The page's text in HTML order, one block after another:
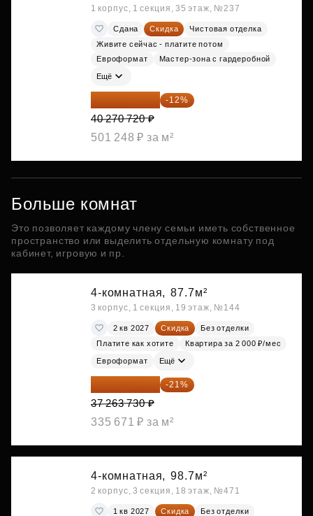
1 корпус, 1 секция, 35 этаж, №237
Сдана Скидка
Чистовая отделка
Живите сейчас - платите потом
Евроформат
Мастер-зона с гардеробной
Ещё
35 438 234 ₽ -12%
40 270 720 ₽
501 248 ₽ за м²
Больше комнат
Это позволяет каждому члену семьи иметь собственное
пространство или выделить отдельную комнату под
кабинет, игровую и пр.
4-комнатная, 87.7м²
3 корпус, 1 секция, 19 этаж, №144
2 кв 2027 Скидка
Без отделки
Платите как хотите
Квартира за 2 000 ₽/мес
Евроформат Ещё
29 438 347 ₽ -21%
37 263 730 ₽
335 671 ₽ за м²
4-комнатная, 98.7м²
2 корпус, 3 секция, 18 этаж, №471
1 кв 2027 Скидка
Без отделки